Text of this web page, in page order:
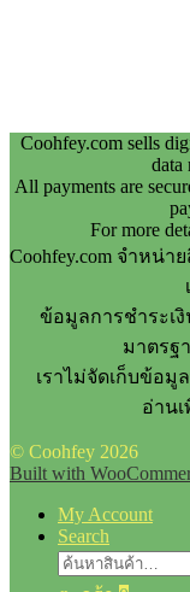
Coohfey.com sells
data
All payments are
For more
Coohfey.com จำหน่
ข้อมูลการชำระเ
มาตรฐ
เราไม่จัดเก็บข้อ
อ่าน
© Coohfey 2026
Built with
My Account
Search
ค้นหา: